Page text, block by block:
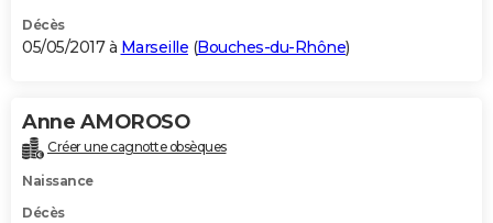
Décès
05/05/2017 à Marseille (Bouches-du-Rhône)
Anne AMOROSO
Créer une cagnotte obsèques
Naissance
Décès